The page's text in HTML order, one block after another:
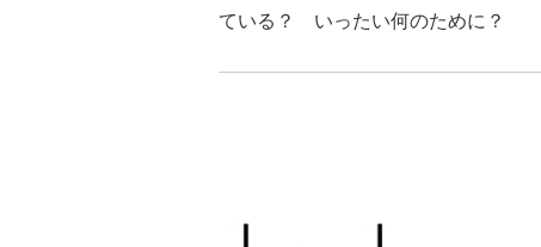
ている？ いったい何のために？